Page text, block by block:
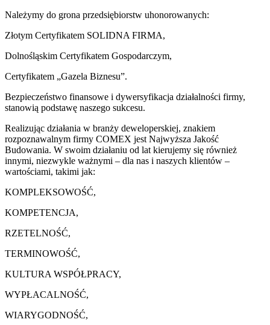
Należymy do grona przedsiębiorstw uhonorowanych:
Złotym Certyfikatem SOLIDNA FIRMA,
Dolnośląskim Certyfikatem Gospodarczym,
Certyfikatem „Gazela Biznesu”.
Bezpieczeństwo finansowe i dywersyfikacja działalności firmy,
stanowią podstawę naszego sukcesu.
Realizując działania w branży deweloperskiej, znakiem
rozpoznawalnym firmy COMEX jest Najwyższa Jakość
Budowania. W swoim działaniu od lat kierujemy się również
innymi, niezwykle ważnymi – dla nas i naszych klientów –
wartościami, takimi jak:
KOMPLEKSOWOŚĆ,
KOMPETENCJA,
RZETELNOŚĆ,
TERMINOWOŚĆ,
KULTURA WSPÓŁPRACY,
WYPŁACALNOŚĆ,
WIARYGODNOŚĆ,